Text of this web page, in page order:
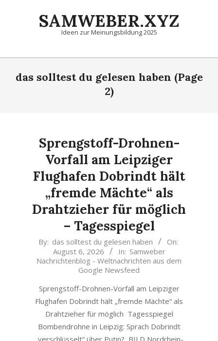
SAMWEBER.XYZ
Ideen zur Meinungsbildung 2025
Primary
Navigation
Menudas solltest du gelesen haben (Page
2)
Sprengstoff-Drohnen-
Vorfall am Leipziger
Flughafen Dobrindt hält
„fremde Mächte“ als
Drahtzieher für möglich
– Tagesspiegel
2026-
06
By: das solltest du gelesen haben
On:
August 6, 2026
In: Samweber
Nachrichtenblog - Weltnachrichten aus dem
Google Newsfeed
Sprengstoff-Drohnen-Vorfall am Leipziger
Flughafen Dobrindt hält „fremde Mächte“ als
Drahtzieher für möglich Tagesspiegel
Bombendrohne in Leipzig: Sprach Dobrindt
„verschlüsselt“ über Putin? BILD Nordrhein-